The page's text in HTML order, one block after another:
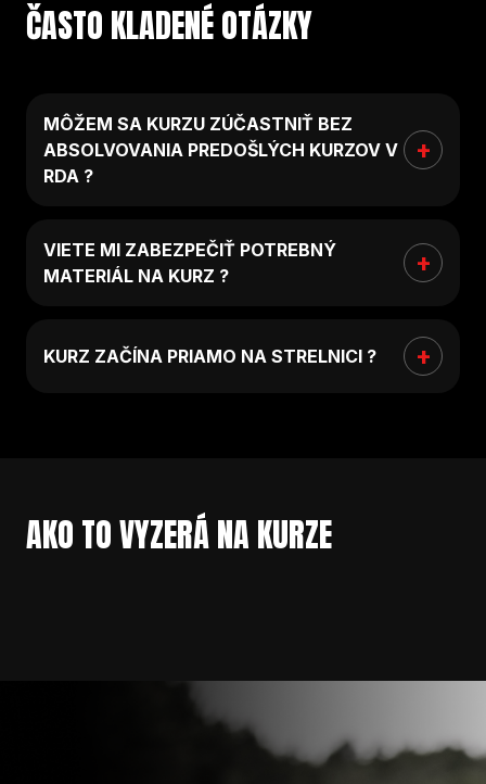
ČASTO KLADENÉ OTÁZKY
MÔŽEM SA KURZU ZÚČASTNIŤ BEZ
ABSOLVOVANIA PREDOŠLÝCH KURZOV V
RDA ?
VIETE MI ZABEZPEČIŤ POTREBNÝ
MATERIÁL NA KURZ ?
KURZ ZAČÍNA PRIAMO NA STRELNICI ?
AKO TO VYZERÁ NA KURZE